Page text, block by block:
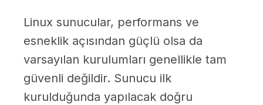
Linux sunucular, performans ve
esneklik açısından güçlü olsa da
varsayılan kurulumları genellikle tam
güvenli değildir. Sunucu ilk
kurulduğunda yapılacak doğru